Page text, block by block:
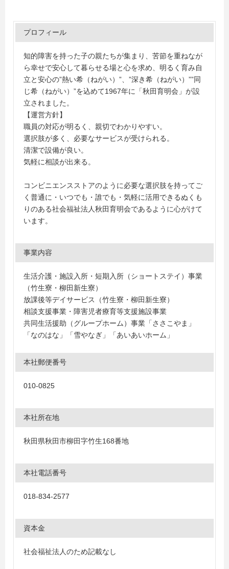
プロフィール
知的障害を持った子の親たちが集まり、苦節を重ねなが
ら幸せで安心して暮らせる場と心を求め、明るく育み自
立と安心の”熱い希（ねがい）”、”深き希（ねがい）””同
じ希（ねがい）”を込めて1967年に「秋田育明会」が設
立されました。
【運営方針】
職員の対応が明るく、親切でわかりやすい。
選択肢が多く、必要なサービスが受けられる。
清潔で設備が良い。
気軽に相談が出来る。
コンビニエンスストアのように必要な選択肢を持ってご
く普通に・いつでも・誰でも・気軽に活用できるぬくも
りのある社会福祉法人秋田育明会であるように心がけて
います。
事業内容
生活介護・施設入所・短期入所（ショートステイ）事業
（竹生寮・柳田新生寮）
放課後等デイサービス（竹生寮・柳田新生寮）
相談支援事業・障害児者療育等支援施設事業
共同生活援助（グループホーム）事業「ささこやま」
「なのはな」「雪やなぎ」「あいあいホーム」
本社郵便番号
010-0825
本社所在地
秋田県秋田市柳田字竹生168番地
本社電話番号
018-834-2577
資本金
社会福祉法人のため記載なし